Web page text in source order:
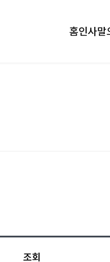
홈인사말
조회